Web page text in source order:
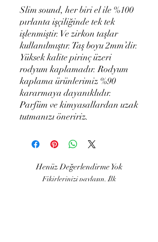
Slim sound, her biri el ile %100
pırlanta işçiliğinde tek tek
işlenmiştir. Ve zirkon taşlar
kullanılmıştır. Taş boyu 2mm’dir.
Yüksek kalite pirinç üzeri
rodyum kaplamadır. Rodyum
kaplama ürünlerimiz %90
kararmaya dayanıklıdır.
Parfüm ve kimyasallardan uzak
tutmanızı öneririz.
Henüz Değerlendirme Yok
Fikirlerinizi paylaşın. İlk